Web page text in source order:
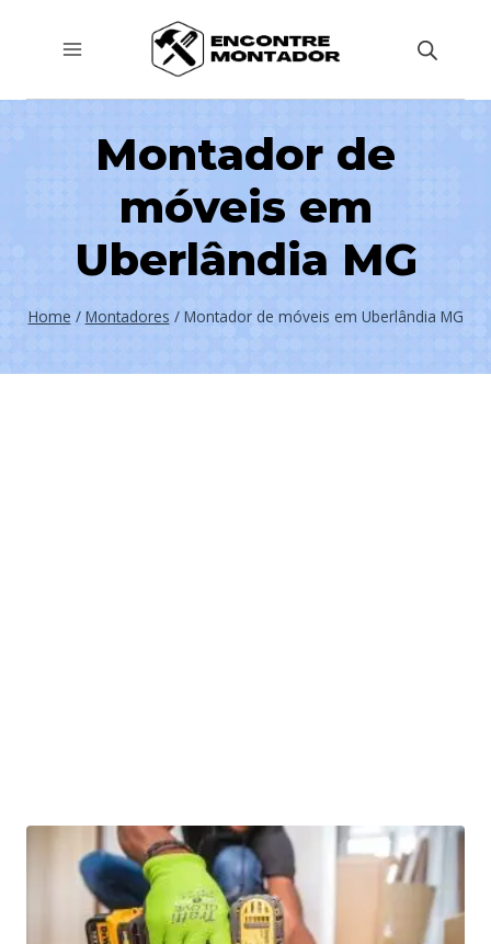
Montador de
móveis em
Uberlândia MG
Home / Montadores / Montador de móveis em Uberlândia MG